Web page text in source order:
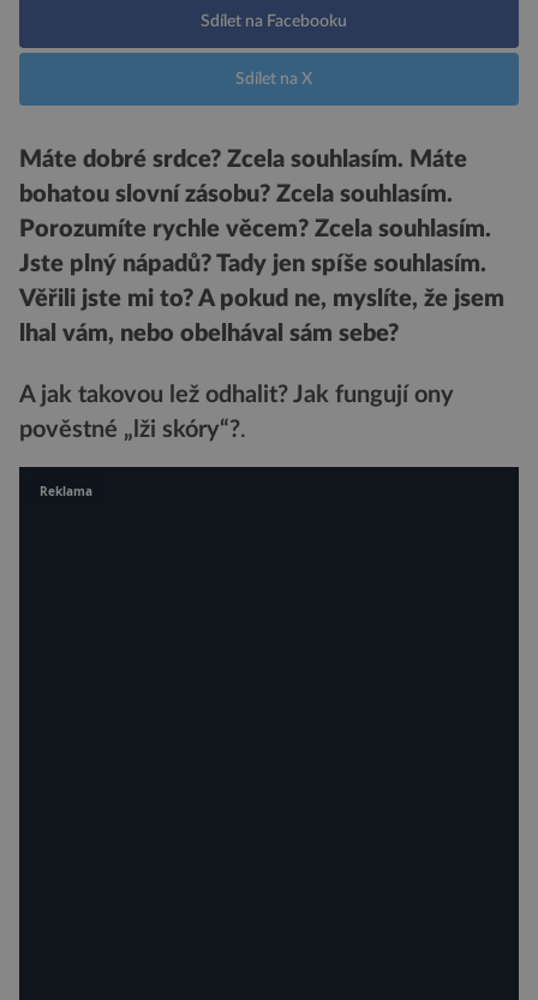
Sdílet na Facebooku
Sdílet na X
Máte dobré srdce? Zcela souhlasím. Máte
bohatou slovní zásobu? Zcela souhlasím.
Porozumíte rychle věcem? Zcela souhlasím.
Jste plný nápadů? Tady jen spíše souhlasím.
Věřili jste mi to? A pokud ne, myslíte, že jsem
lhal vám, nebo obelhával sám sebe?
A jak takovou lež odhalit? Jak fungují ony
pověstné „lži skóry“?.
Reklama